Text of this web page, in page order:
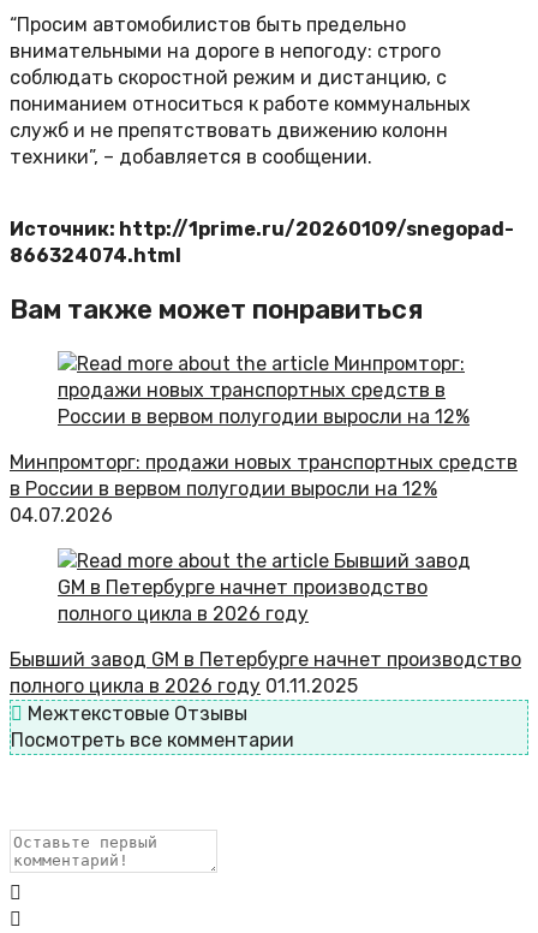
“Просим автомобилистов быть предельно
внимательными на дороге в непогоду: строго
соблюдать скоростной режим и дистанцию, с
пониманием относиться к работе коммунальных
служб и не препятствовать движению колонн
техники”, – добавляется в сообщении.
Источник: http://1prime.ru/20260109/snegopad-
866324074.html
Вам также может понравиться
Минпромторг: продажи новых транспортных средств
в России в вервом полугодии выросли на 12%
04.07.2026
Бывший завод GM в Петербурге начнет производство
полного цикла в 2026 году 01.11.2025
Межтекстовые Отзывы
Посмотреть все комментарии